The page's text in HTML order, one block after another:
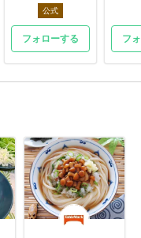
公式
フォローする フ